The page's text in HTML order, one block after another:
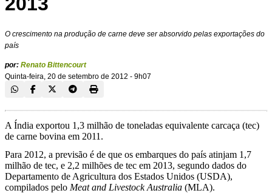
O crescimento na produção de carne deve ser absorvido pelas exportações do
país
por: Renato Bittencourt
Quinta-feira, 20 de setembro de 2012 - 9h07
A Índia exportou 1,3 milhão de toneladas equivalente carcaça (tec)
de carne bovina em 2011.
Para 2012, a previsão é de que os embarques do país atinjam 1,7
milhão de tec, e 2,2 milhões de tec em 2013, segundo dados do
Departamento de Agricultura dos Estados Unidos (USDA),
compilados pelo Meat and Livestock Australia (MLA).